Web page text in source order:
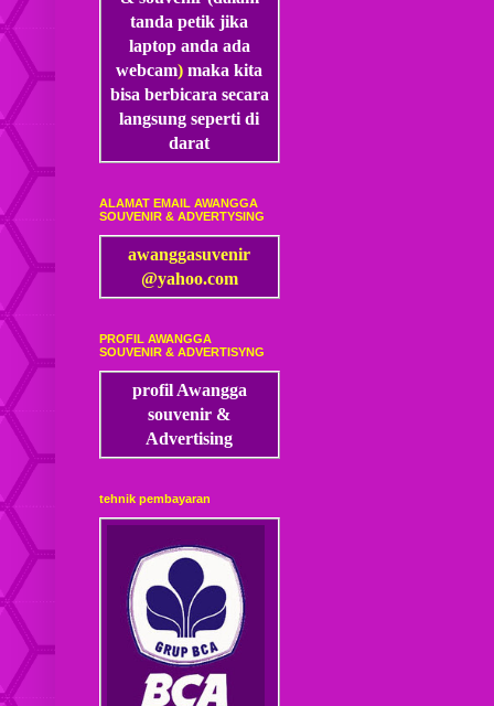
tanda petik jika
laptop anda ada
webcam)maka kita
bisa berbicara secara
langsung seperti di
darat
ALAMAT EMAIL AWANGGA
SOUVENIR & ADVERTYSING
awanggasuvenir
@yahoo.com
PROFIL AWANGGA
SOUVENIR & ADVERTISYNG
profil Awangga
souvenir &
Advertising
tehnik pembayaran